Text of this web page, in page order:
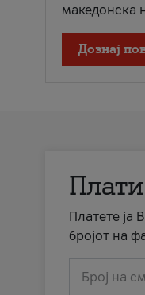
македонска
Дознај
Платете ја
бројот на
Број на